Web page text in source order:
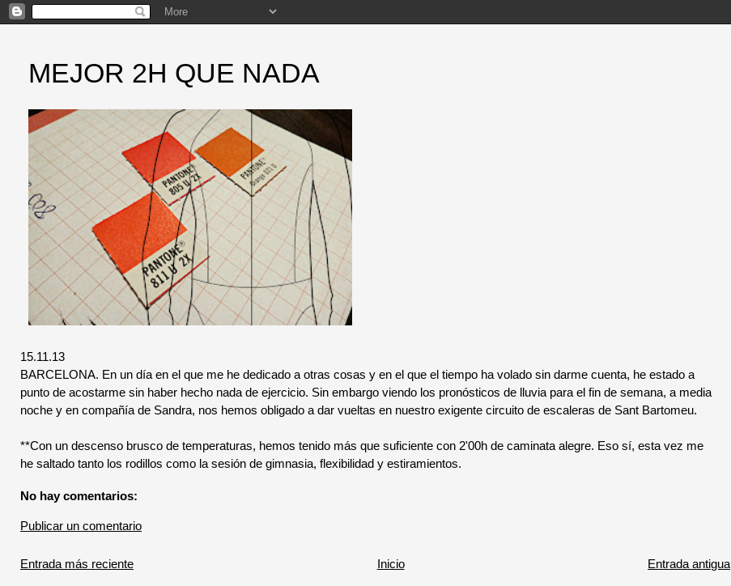
MEJOR 2H QUE NADA
15.11.13
BARCELONA. En un día en el que me he dedicado a otras cosas y en el que el tiempo ha volado sin darme cuenta, he estado a
punto de acostarme sin haber hecho nada de ejercicio. Sin embargo viendo los pronósticos de lluvia para el fin de semana, a media
noche y en compañía de Sandra, nos hemos obligado a dar vueltas en nuestro exigente circuito de escaleras de Sant Bartomeu.
**Con un descenso brusco de temperaturas, hemos tenido más que suficiente con 2'00h de caminata alegre. Eso sí, esta vez me
he saltado tanto los rodillos como la sesión de gimnasia, flexibilidad y estiramientos.
No hay comentarios:
Publicar un comentario
Entrada más reciente Entrada antigua
Inicio